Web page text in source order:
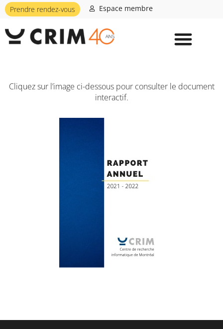
Prendre rendez-vous Espace membre
Cliquez sur l’image ci-dessous pour consulter le document
interactif.